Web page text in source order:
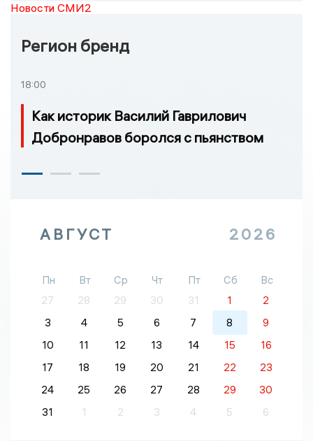
Новости СМИ2
Регион бренд
18:00
Как историк Василий Гаврилович
Добронравов боролся с пьянством
АВГУСТ 2026
Пн Вт Ср Чт Пт Сб
Вс
27
28 29 30 31 1
2
3
4 5 6 7 8
9
10
11 12 13 14 15
16
17
18 19 20 21 22
23
24
25 26 27 28 29
30
31
1 2 3 4 5 6